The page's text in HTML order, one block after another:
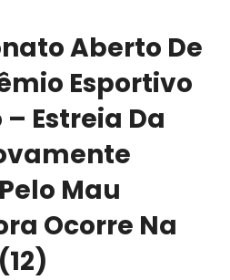
Aberto De
Esportivo
Estreia Da
Mau
Ocorre Na